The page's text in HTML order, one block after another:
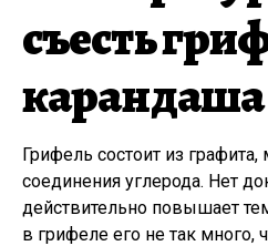
съесть
карандаша
Грифель состоит из
соединения углерода. Нет
действительно повышает
в грифеле его не так много,